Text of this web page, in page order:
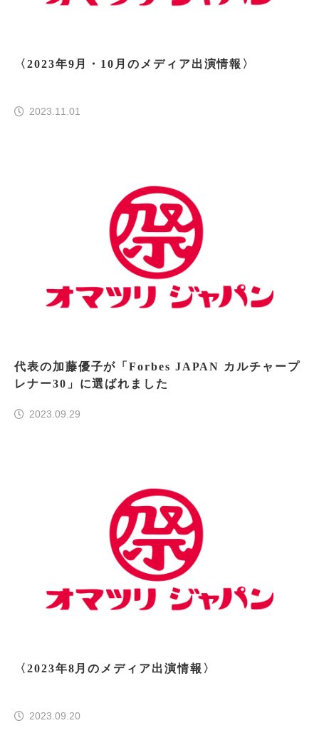
〈2023年9月・10月のメディア出演情報〉
2023.11.01
代表の加藤優子が「Forbes JAPAN カルチャープ
レナー30」に選ばれました
2023.09.29
〈2023年8月のメディア出演情報〉
2023.09.20